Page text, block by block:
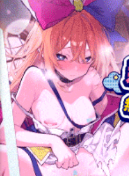
ぬるぬる
ふたなり ぶっかけ
ウェイトレス
ウェディング
サンタ
スク水 タイツ ダ
チアガール
チン媚び トロ顔
バニー
バブみ パイズリ
マイクロ水着
マッサージ
中出し
乱交 二穴 処女
壁尻
妄想 妊娠 媚薬・催
拘束
授乳手コキ 撮影 日